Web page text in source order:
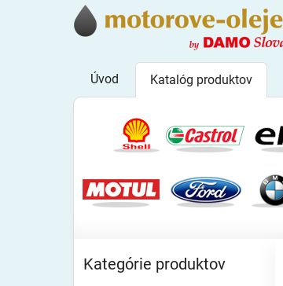
Úvod Katalóg produktov
Kategórie produktov